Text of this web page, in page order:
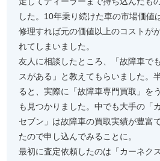
した。10年乗り続けた車の市場価値
修理すれば元の価値以上のコストが
れてしまいました。
友人に相談したところ、「故障車で
スがある」と教えてもらいました。
ると、実際に「故障車専門買取」を
も見つかりました。中でも大手の「
セブン」は故障車の買取実績が豊富
たので申し込んでみることに。
最初に査定依頼したのは「カーネク